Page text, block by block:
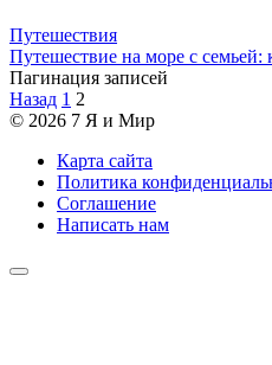
Путешествия
Путешествие на море с семьей:
Пагинация записей
Назад 1 2
© 2026 7 Я и Мир
Карта сайта
Политика
Соглашение
Написать нам